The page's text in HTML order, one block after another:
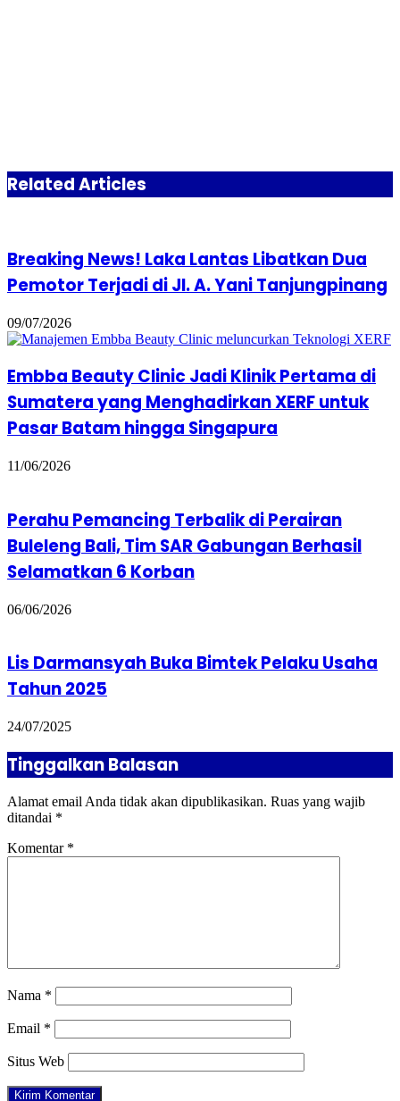
Related Articles
Breaking News! Laka Lantas Libatkan Dua
Pemotor Terjadi di Jl. A. Yani Tanjungpinang
09/07/2026
Embba Beauty Clinic Jadi Klinik Pertama di
Sumatera yang Menghadirkan XERF untuk
Pasar Batam hingga Singapura
11/06/2026
Perahu Pemancing Terbalik di Perairan
Buleleng Bali, Tim SAR Gabungan Berhasil
Selamatkan 6 Korban
06/06/2026
Lis Darmansyah Buka Bimtek Pelaku Usaha
Tahun 2025
24/07/2025
Tinggalkan Balasan
Alamat email Anda tidak akan dipublikasikan. Ruas yang wajib
ditandai *
Komentar *
Nama *
Email *
Situs Web